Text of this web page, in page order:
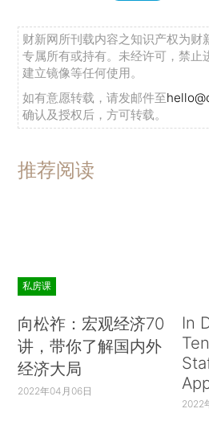
财新网所刊载内容之知识产权为财
专属所有或持有。未经许可，禁止
建立镜像等任何使用。
如有意愿转载，请发邮件至
确认及授权后，方可转载。
推荐阅读
私房课
向松祚：宏观经济70
讲，带你了解国内外
经济大局
2022年04月06日
In
2022